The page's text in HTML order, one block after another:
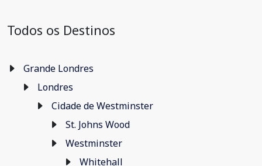
Todos os Destinos
Grande Londres
Londres
Cidade de Westminster
St. Johns Wood
Westminster
Whitehall